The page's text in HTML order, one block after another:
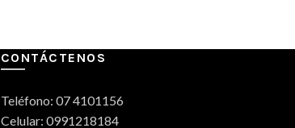
CONTÁCTENOS
Teléfono: 07 4101156
Celular: 0991218184